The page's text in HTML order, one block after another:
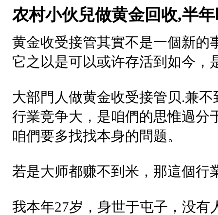
农村小伙兒做黄金回收,半
黄金收受接管其實不是一個新的
它之以是可以或许存活到如今，
大部門人做黄金收受接管贝.兼
行業竞争大，是咱們的思惟過分
咱們要多找找本身的問题。
若是大师都赚不到米，那這個行
我本年27岁，身世于屯子，没